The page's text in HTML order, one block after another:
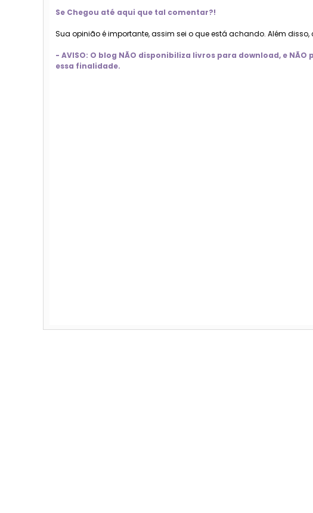
Se Chegou até aqui que tal comentar?!
Sua opinião é importante, assim sei o que está achando. Além
- AVISO: O blog NÃO disponibiliza livros para download, e
essa finalidade.